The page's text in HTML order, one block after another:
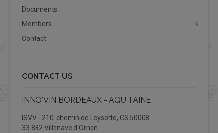
Documents
Members
Contact
CONTACT US
INNO'VIN BORDEAUX - AQUITAINE
ISVV - 210, chemin de Leysotte, CS 50008
33 882 Villenave d'Ornon